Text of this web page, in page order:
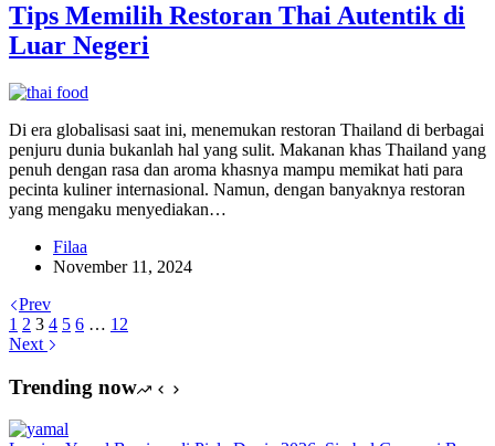
Tips Memilih Restoran Thai Autentik di
Luar Negeri
Di era globalisasi saat ini, menemukan restoran Thailand di berbagai
penjuru dunia bukanlah hal yang sulit. Makanan khas Thailand yang
penuh dengan rasa dan aroma khasnya mampu memikat hati para
pecinta kuliner internasional. Namun, dengan banyaknya restoran
yang mengaku menyediakan…
Filaa
November 11, 2024
Prev
1 2 3 4 5 6 … 12
Next
Trending now